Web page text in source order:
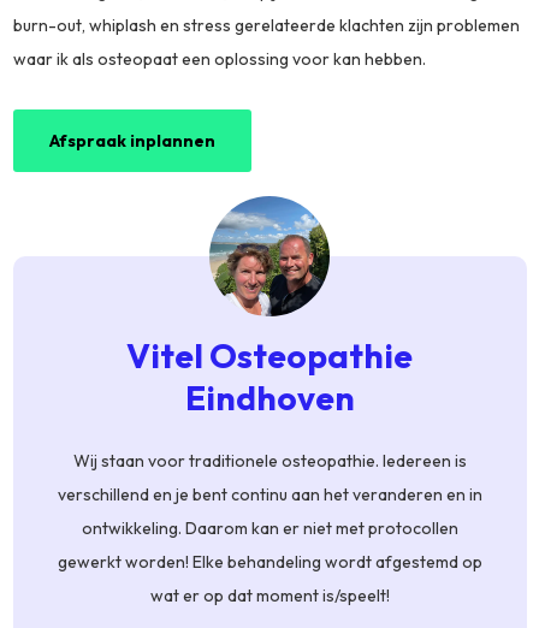
burn-out, whiplash en stress gerelateerde klachten zijn problemen
waar ik als osteopaat een oplossing voor kan hebben.
Afspraak inplannen
Vitel Osteopathie
Eindhoven
Wij staan voor traditionele osteopathie. Iedereen is
verschillend en je bent continu aan het veranderen en in
ontwikkeling. Daarom kan er niet met protocollen
gewerkt worden! Elke behandeling wordt afgestemd op
wat er op dat moment is/speelt!